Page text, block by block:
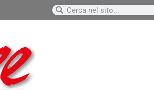
Cerca
Cerca